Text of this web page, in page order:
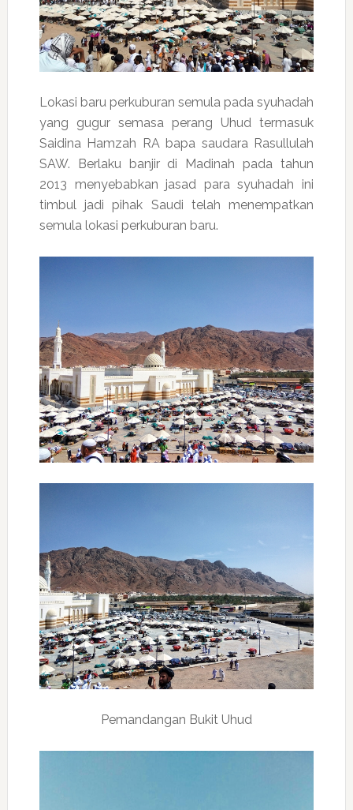
Lokasi baru perkuburan semula pada syuhadah
yang gugur semasa perang Uhud termasuk
Saidina Hamzah RA bapa saudara Rasullulah
SAW. Berlaku banjir di Madinah pada tahun
2013 menyebabkan jasad para syuhadah ini
timbul jadi pihak Saudi telah menempatkan
semula lokasi perkuburan baru.
Pemandangan Bukit Uhud